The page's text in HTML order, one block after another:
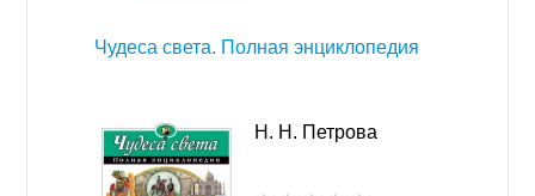
Чудеса света. Полная энциклопедия
Н. Н. Петрова